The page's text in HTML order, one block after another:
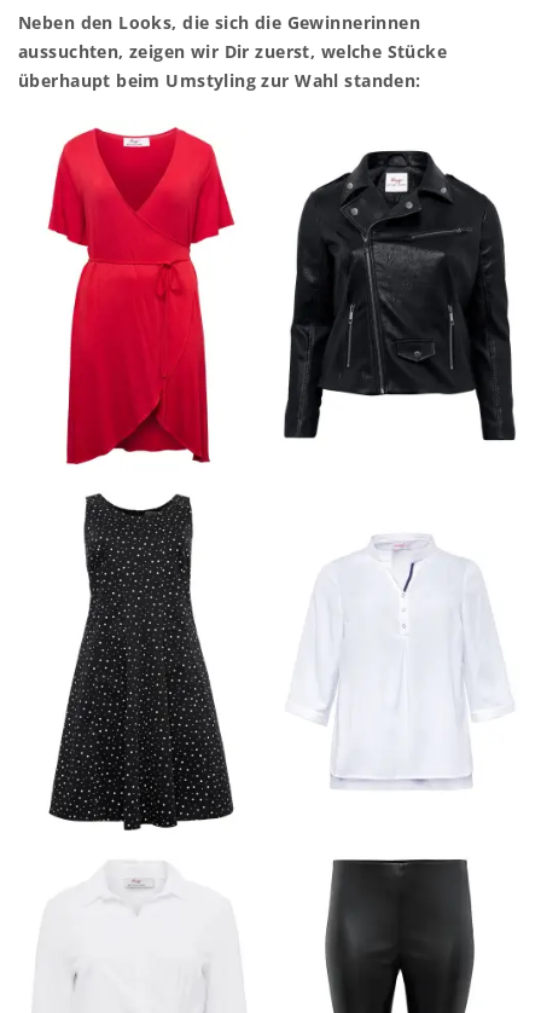
Neben den Looks, die sich die Gewinnerinnen
aussuchten, zeigen wir Dir zuerst, welche Stücke
überhaupt beim Umstyling zur Wahl standen: